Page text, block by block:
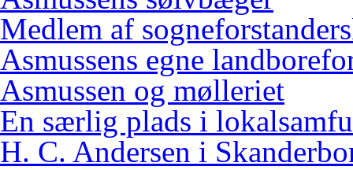
Medlem af
Asmussens egne
Asmussen og mølleriet
En særlig plads i
H. C. Andersen i